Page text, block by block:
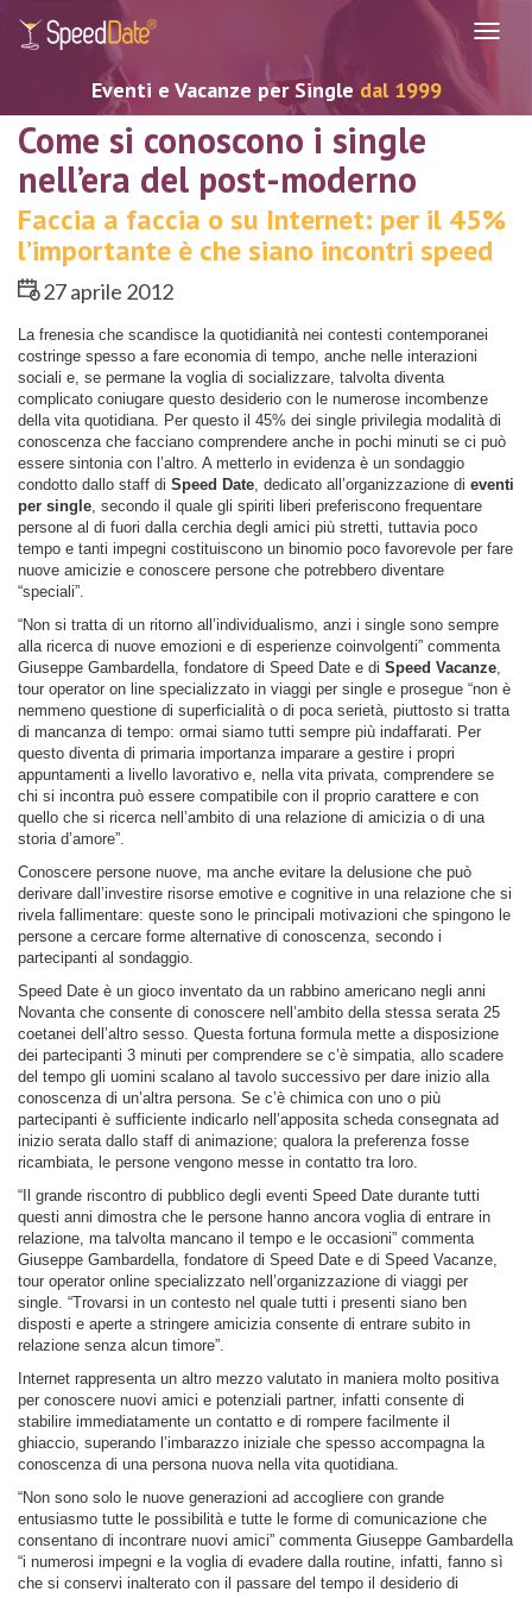
Eventi e Vacanze per Single dal 1999
Come si conoscono i single
nell’era del post-moderno
Faccia a faccia o su Internet: per il 45%
l’importante è che siano incontri speed
27 aprile 2012
La frenesia che scandisce la quotidianità nei contesti contemporanei
costringe spesso a fare economia di tempo, anche nelle interazioni
sociali e, se permane la voglia di socializzare, talvolta diventa
complicato coniugare questo desiderio con le numerose incombenze
della vita quotidiana. Per questo il 45% dei single privilegia modalità di
conoscenza che facciano comprendere anche in pochi minuti se ci può
essere sintonia con l’altro. A metterlo in evidenza è un sondaggio
condotto dallo staff di Speed Date, dedicato all’organizzazione di eventi
per single, secondo il quale gli spiriti liberi preferiscono frequentare
persone al di fuori dalla cerchia degli amici più stretti, tuttavia poco
tempo e tanti impegni costituiscono un binomio poco favorevole per fare
nuove amicizie e conoscere persone che potrebbero diventare
“speciali”.
“Non si tratta di un ritorno all’individualismo, anzi i single sono sempre
alla ricerca di nuove emozioni e di esperienze coinvolgenti” commenta
Giuseppe Gambardella, fondatore di Speed Date e di Speed Vacanze,
tour operator on line specializzato in viaggi per single e prosegue “non è
nemmeno questione di superficialità o di poca serietà, piuttosto si tratta
di mancanza di tempo: ormai siamo tutti sempre più indaffarati. Per
questo diventa di primaria importanza imparare a gestire i propri
appuntamenti a livello lavorativo e, nella vita privata, comprendere se
chi si incontra può essere compatibile con il proprio carattere e con
quello che si ricerca nell’ambito di una relazione di amicizia o di una
storia d’amore”.
Conoscere persone nuove, ma anche evitare la delusione che può
derivare dall’investire risorse emotive e cognitive in una relazione che si
rivela fallimentare: queste sono le principali motivazioni che spingono le
persone a cercare forme alternative di conoscenza, secondo i
partecipanti al sondaggio.
Speed Date è un gioco inventato da un rabbino americano negli anni
Novanta che consente di conoscere nell’ambito della stessa serata 25
coetanei dell’altro sesso. Questa fortuna formula mette a disposizione
dei partecipanti 3 minuti per comprendere se c’è simpatia, allo scadere
del tempo gli uomini scalano al tavolo successivo per dare inizio alla
conoscenza di un’altra persona. Se c’è chimica con uno o più
partecipanti è sufficiente indicarlo nell’apposita scheda consegnata ad
inizio serata dallo staff di animazione; qualora la preferenza fosse
ricambiata, le persone vengono messe in contatto tra loro.
“Il grande riscontro di pubblico degli eventi Speed Date durante tutti
questi anni dimostra che le persone hanno ancora voglia di entrare in
relazione, ma talvolta mancano il tempo e le occasioni” commenta
Giuseppe Gambardella, fondatore di Speed Date e di Speed Vacanze,
tour operator online specializzato nell’organizzazione di viaggi per
single. “Trovarsi in un contesto nel quale tutti i presenti siano ben
disposti e aperte a stringere amicizia consente di entrare subito in
relazione senza alcun timore”.
Internet rappresenta un altro mezzo valutato in maniera molto positiva
per conoscere nuovi amici e potenziali partner, infatti consente di
stabilire immediatamente un contatto e di rompere facilmente il
ghiaccio, superando l’imbarazzo iniziale che spesso accompagna la
conoscenza di una persona nuova nella vita quotidiana.
“Non sono solo le nuove generazioni ad accogliere con grande
entusiasmo tutte le possibilità e tutte le forme di comunicazione che
consentano di incontrare nuovi amici” commenta Giuseppe Gambardella
“i numerosi impegni e la voglia di evadere dalla routine, infatti, fanno sì
che si conservi inalterato con il passare del tempo il desiderio di